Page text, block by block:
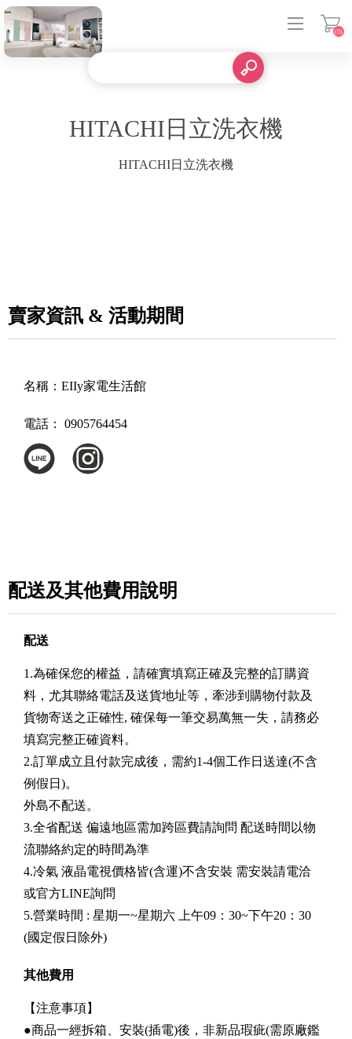
(0)
HITACHI日立洗衣機
HITACHI日立洗衣機
賣家資訊 & 活動期間
名稱： EIIy家電生活館
電話： 0905764454
配送及其他費用說明
配送
1.為確保您的權益，請確實填寫正確及完整的訂購資
料，尤其聯絡電話及送貨地址等，牽涉到購物付款及
貨物寄送之正確性, 確保每一筆交易萬無一失，請務必
填寫完整正確資料。
2.訂單成立且付款完成後，需約1-4個工作日送達(不含
例假日)。
外島不配送。
3.全省配送 偏遠地區需加跨區費請詢問 配送時間以物
流聯絡約定的時間為準
4.冷氣 液晶電視價格皆(含運)不含安裝 需安裝請電洽
或官方LINE詢問
5.營業時間 : 星期一~星期六 上午09：30~下午20：30
(國定假日除外)
其他費用
【注意事項】
●商品一經拆箱、安裝(插電)後，非新品瑕疵(需原廠鑑